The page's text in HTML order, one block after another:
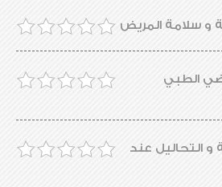
سلامة المريض
الطبي
و التحاليل عند